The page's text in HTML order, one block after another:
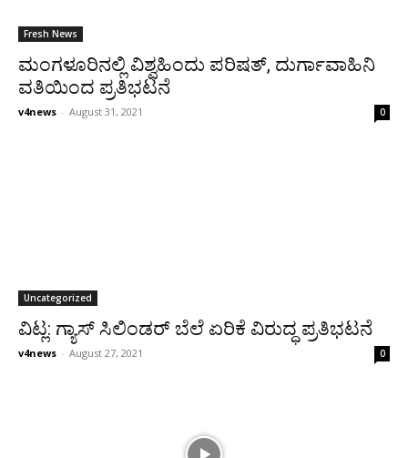
Fresh News
ಮಂಗಳೂರಿನಲ್ಲಿ ವಿಶ್ವಹಿಂದು ಪರಿಷತ್, ದುರ್ಗಾವಾಹಿನಿ
ವತಿಯಿಂದ ಪ್ರತಿಭಟನೆ
v4news - August 31, 2021 0
Uncategorized
ವಿಟ್ಲ: ಗ್ಯಾಸ್ ಸಿಲಿಂಡರ್ ಬೆಲೆ ಏರಿಕೆ ವಿರುದ್ಧ ಪ್ರತಿಭಟನೆ
v4news - August 27, 2021 0